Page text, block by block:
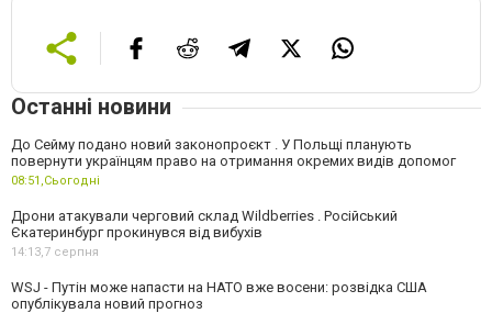
Останні новини
До Сейму подано новий законопроєкт . У Польщі планують
повернути українцям право на отримання окремих видів допомог
08:51,Сьогодні
Дрони атакували черговий склад Wildberries . Російський
Єкатеринбург прокинувся від вибухів
14:13,7 серпня
WSJ - Путін може напасти на НАТО вже восени: розвідка США
опублікувала новий прогноз